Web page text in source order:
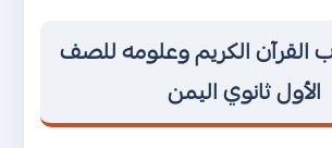
القرآن الكريم وعلومه للصف
الأول ثانوي اليمن